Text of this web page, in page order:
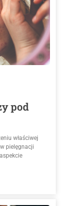
pod
właściwej
pielęgnacji